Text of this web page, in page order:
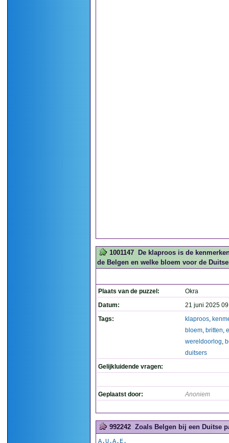
1001147
De klaproos is de
de Belgen en welke bloem voor de
Plaats van de puzzel:
Okra
Datum:
21 juni 2025
Tags:
klaproos,
bloem, britten,
wereldoorlog,
duitsers
Gelijkluidende vragen:
Geplaatst door: Anoniem
992242 Zoals Belgen bij een Duitse
A.U.A.E.